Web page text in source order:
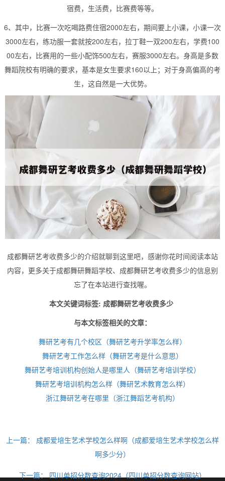
宿费，生活费，比赛费等等。
6、其中，比赛一次吃喝路费住宿2000左右，期间要上小课，小课一次
3000左右，练功服一套就按200左右，拉丁鞋一双200左右，学费100
00左右，比赛用的一些小配饰500左右，赛服3000左右。身高是多数
舞蹈院校有明确的要求，基本是女生要求160以上；对于身高偏高的考
生，这自然是一大优势。
成都舞研艺考收费多少的介绍就聊到这里吧，感谢你花时间阅读本站
内容，更多关于成都舞研舞蹈学校、成都舞研艺考收费多少的信息别
忘了在本站进行查找喔。
本文关键词标签: 成都舞研艺考收费多少
与本文标签相关的文章：
舞研艺考有几个校区（舞研艺考升学率怎么样）
舞研艺考工作怎么样（舞研艺考是什么意思）
舞研艺考培训机构创始人是哪里人（舞研艺考培训学校）
舞研艺考培训机构怎么样（舞研艺术教育怎么样）
浙江舞研艺考在哪里（浙江舞蹈艺考机构）
上一篇：
成都爱培生艺术学校怎么样啊（成都爱培生艺术学校怎么样
啊多少分）
下一篇： 四川单招分数查询2024（四川单招分数查询网站）